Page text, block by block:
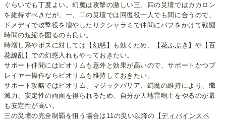
ぐらいでも丁度よい。幻魔は攻撃の激しい三、四の災壇ではカカロン
を維持すべきだが、一、二の災壇では回復役一人でも間に合うので、
ドメディで攻撃役を増やしたりクシャラミで仲間にバフをかけて戦闘
時間の短縮を図るのも良い。
時増し系やボスに対しては 【幻惑】 も効くため、 【花ふぶき】 や 【百
花繚乱】での幻惑入れもやっておきたい。
サポート仲間にはピオリムも意外と効果が高いので、サポートかつプ
レイヤー操作ならピオリムも維持しておきたい。
サポート攻略ではピオリム、マジックバリア、幻魔の維持により、殲
滅力、安定性の両面を得られるため、自分が天地雷鳴士をやるのが最
も安定性が高い。
三の災壇の完全制覇を狙う場合は11の災い以降の 【ディバインスペ